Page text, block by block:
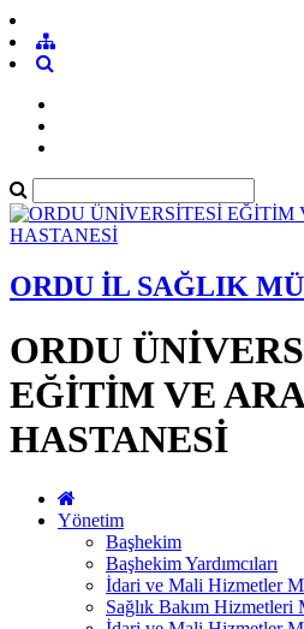
ORDU İL SAĞLIK
ORDU
EĞİTİM VE
HASTANESİ
Yönetim
Başhekim
Başhekim Yardımcıları
İdari ve Mali Hizmetler
Sağlık Bakım Hizmetleri